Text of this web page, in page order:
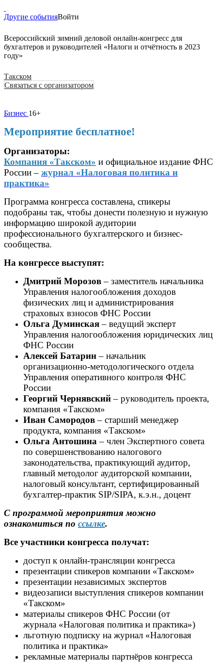
Другие событияВойти
Всероссийский зимний деловой онлайн-конгресс для
бухгалтеров и руководителей «Налоги и отчётность в 2023
году»
Такском
Связаться с организатором
Бизнес 16+
Мероприятие бесплатное!
Организаторы:
Компания «Такском» и официальное издание ФНС
России – журнал «Налоговая политика и
практика»
Программа конгресса составлена, спикеры
подобраны так, чтобы донести полезную и нужную
информацию широкой аудитории
профессионального бухгалтерского и бизнес-
сообщества.
На конгрессе выступят:
Дмитрий Морозов– заместитель начальника
Управления налогообложения доходов
физических лиц и администрирования
страховых взносов ФНС России
Ольга Думинская– ведущий эксперт
Управления налогообложения юридических лиц
ФНС России
Алексей Батарин– начальник
организационно-методологического отдела
Управления оперативного контроля ФНС
России
Георгий Чернявский– руководитель проекта,
компания «Такском»
Иван Самородов– старший менеджер
продукта, компания «Такском»
Ольга Антошина – член Экспертного совета
по совершенствованию налогового
законодательства, практикующий аудитор,
главный методолог аудиторской компании,
налоговый консультант, сертифицированный
бухгалтер-практик SIP/SIPA, к.э.н., доцент
С программой мероприятия можно
ознакомиться по ссылке.
Все участники конгресса получат:
доступ к онлайн-трансляции конгресса
презентации спикеров компании «Такском»
презентации независимых экспертов
видеозаписи выступления спикеров компании
«Такском»
материалы спикеров ФНС России (от
журнала «Налоговая политика и практика»)
льготную подписку на журнал «Налоговая
политика и практика»
рекламные материалы партнёров конгресса